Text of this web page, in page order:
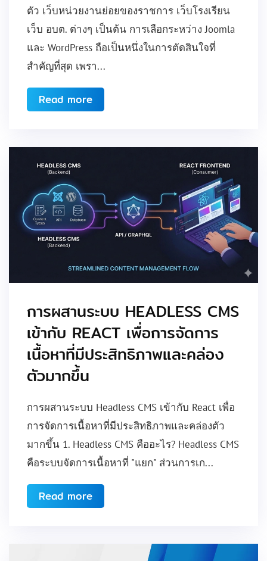
ตัว เว็บหน่วยงานย่อยของราชการ เว็บโรงเรียน
เว็บ อบต. ต่างๆ เป็นต้น การเลือกระหว่าง Joomla
และ WordPress ถือเป็นหนึ่งในการตัดสินใจที่
สำคัญที่สุด เพรา...
Read more
การผสานระบบ HEADLESS CMS
เข้ากับ REACT เพื่อการจัดการ
เนื้อหาที่มีประสิทธิภาพและคล่อง
ตัวมากขึ้น
การผสานระบบ Headless CMS เข้ากับ React เพื่อ
การจัดการเนื้อหาที่มีประสิทธิภาพและคล่องตัว
มากขึ้น 1. Headless CMS คืออะไร? Headless CMS
คือระบบจัดการเนื้อหาที่ "แยก" ส่วนการเก...
Read more